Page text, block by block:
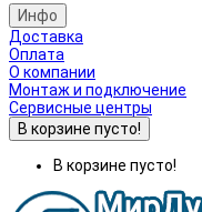
Инфо
Доставка
Оплата
О компании
Монтаж и подключение
Сервисные центры
В корзине пусто!
В корзине пусто!